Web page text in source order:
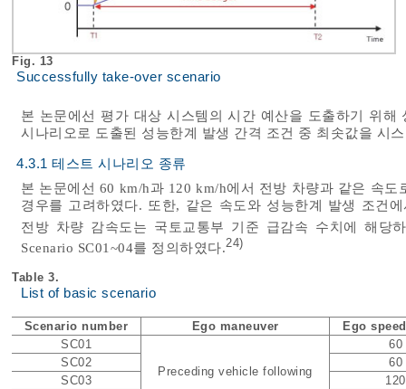
Fig. 13
Successfully take-over scenario
본 논문에선 평가 대상 시스템의 시간 예산을 도출하기 위
시나리오로 도출된 성능한계 발생 간격 조건 중 최솟값을 시
4.3.1 테스트 시나리오 종류
본 논문에선 60 km/h과 120 km/h에서 전방 차량과 같은 속
경우를 고려하였다. 또한, 같은 속도와 성능한계 발생 조건
전방 차량 감속도는 국토교통부 기준 급감속 수치에 해당
Scenario SC01~04를 정의하였다.24)
Table 3.
List of basic scenario
Scenario number Ego maneuver
Ego
SC01
Preceding vehicle following
60
SC02
60
SC03
120